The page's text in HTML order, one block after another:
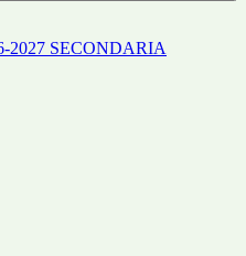
2027 SECONDARIA